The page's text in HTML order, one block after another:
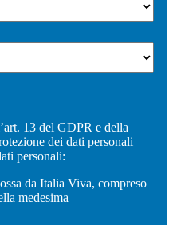
13 del GDPR e della
dei dati personali
personali:
da Italia Viva, compreso
medesima